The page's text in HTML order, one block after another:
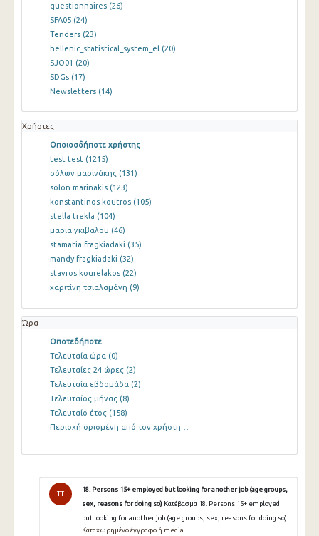
questionnaires (26)
SFA05 (24)
Tenders (23)
hellenic_statistical_system_el (20)
SJO01 (20)
SDGs (17)
Newsletters (14)
Χρήστες
Οποιοσδήποτε χρήστης
test test (1215)
σόλων μαρινάκης (131)
solon marinakis (123)
konstantinos koutros (105)
stella trekla (104)
μαρια γκιβαλου (46)
stamatia fragkiadaki (35)
mandy fragkiadaki (32)
stavros kourelakos (22)
χαριτίνη τσιαλαμάνη (9)
Ώρα
Οποτεδήποτε
Τελευταία ώρα (0)
Τελευταίες 24 ώρες (2)
Τελευταία εβδομάδα (2)
Τελευταίος μήνας (8)
Τελευταίο έτος (158)
Περιοχή ορισμένη από τον χρήστη…
TT
18. Persons 15+ employed but looking for another job (age groups,
sex, reasons for doing so) Κατέβασμα 18. Persons 15+ employed
but looking for another job (age groups, sex, reasons for doing so)
Καταχωρημένο έγγραφο ή media